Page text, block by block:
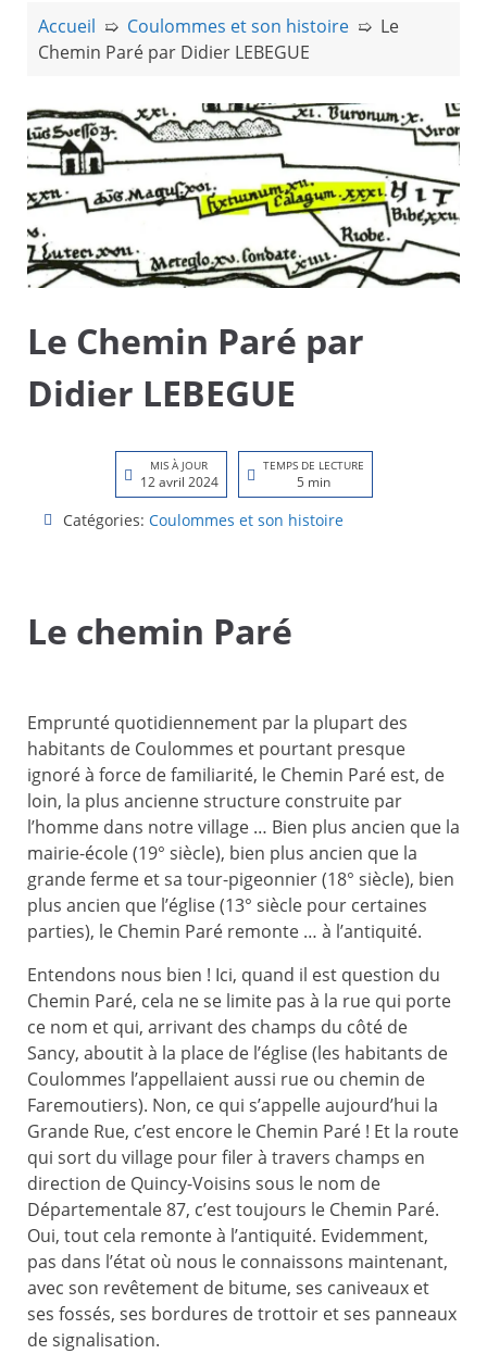
Accueil ➯ Coulommes et son histoire ➯ Le
Chemin Paré par Didier LEBEGUE
Le Chemin Paré par
Didier LEBEGUE
MIS À JOUR
12 avril 2024
TEMPS DE LECTURE
5 min
Catégories: Coulommes et son histoire
Le chemin Paré
Emprunté quotidiennement par la plupart des
habitants de Coulommes et pourtant presque
ignoré à force de familiarité, le Chemin Paré est, de
loin, la plus ancienne structure construite par
l’homme dans notre village … Bien plus ancien que la
mairie-école (19° siècle), bien plus ancien que la
grande ferme et sa tour-pigeonnier (18° siècle), bien
plus ancien que l’église (13° siècle pour certaines
parties), le Chemin Paré remonte … à l’antiquité.
Entendons nous bien ! Ici, quand il est question du
Chemin Paré, cela ne se limite pas à la rue qui porte
ce nom et qui, arrivant des champs du côté de
Sancy, aboutit à la place de l’église (les habitants de
Coulommes l’appellaient aussi rue ou chemin de
Faremoutiers). Non, ce qui s’appelle aujourd’hui la
Grande Rue, c’est encore le Chemin Paré ! Et la route
qui sort du village pour filer à travers champs en
direction de Quincy-Voisins sous le nom de
Départementale 87, c’est toujours le Chemin Paré.
Oui, tout cela remonte à l’antiquité. Evidemment,
pas dans l’état où nous le connaissons maintenant,
avec son revêtement de bitume, ses caniveaux et
ses fossés, ses bordures de trottoir et ses panneaux
de signalisation.